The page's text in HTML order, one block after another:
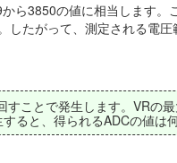
ら3850の値に相当します
たがって、測定される電
ことで発生します。VRの
ると、得られるADCの値は